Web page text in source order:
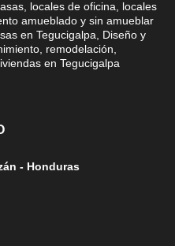
locales de oficina, locales
amueblado y sin amueblar
en Tegucigalpa, Diseño y
remodelación,
en Tegucigalpa
- Honduras